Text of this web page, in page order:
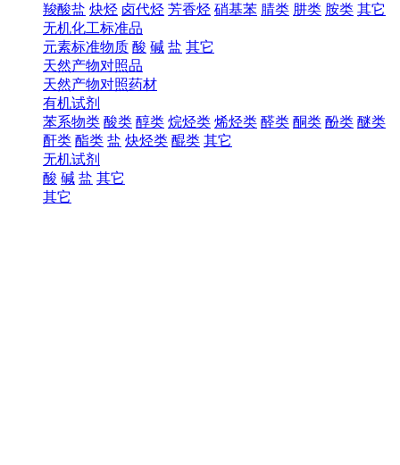
羧酸盐 炔烃 卤代烃 芳香烃 硝基苯 腈类 肼类 胺类 其它
无机化工标准品
元素标准物质 酸 碱 盐 其它
天然产物对照品
天然产物对照药材
有机试剂
苯系物类 酸类 醇类 烷烃类 烯烃类 醛类 酮类 酚类 醚类
酐类 酯类 盐 炔烃类 醌类 其它
无机试剂
酸 碱 盐 其它
其它